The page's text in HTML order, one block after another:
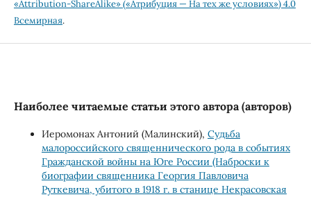
«Attribution-ShareAlike» («Атрибуция — На тех же условиях») 4.0
Всемирная.
Наиболее читаемые статьи этого автора (авторов)
Иеромонах Антоний (Малинский), Судьба
малороссийского священнического рода в событиях
Гражданской войны на Юге России (Наброски к
биографии священника Георгия Павловича
Руткевича, убитого в 1918 г. в станице Некрасовская